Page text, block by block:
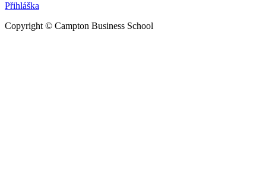
Přihláška
Copyright © Campton Business School